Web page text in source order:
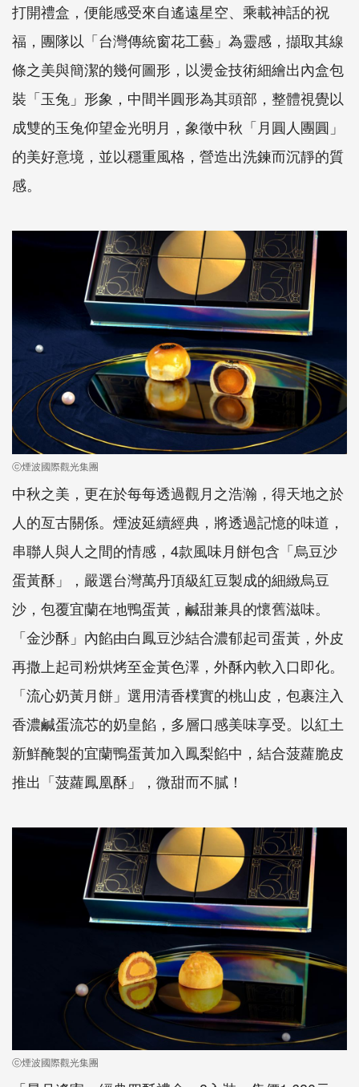
打開禮盒，便能感受來自遙遠星空、乘載神話的祝
福，團隊以「台灣傳統窗花工藝」為靈感，擷取其線
條之美與簡潔的幾何圖形，以燙金技術細繪出內盒包
裝「玉兔」形象，中間半圓形為其頭部，整體視覺以
成雙的玉兔仰望金光明月，象徵中秋「月圓人團圓」
的美好意境，並以穩重風格，營造出洗鍊而沉靜的質
感。
ⓒ煙波國際觀光集團
中秋之美， 更在於每每透過觀月之浩瀚，得天地之於
人的亙古關係。 煙波延續經典， 將透過記憶的味道，
串聯人與人之間的情感，4款風味月餅包含「烏豆沙
蛋黃酥」， 嚴選台灣萬丹頂級紅豆製成的細緻烏豆
沙， 包覆宜蘭在地鴨蛋黃， 鹹甜兼具的懷舊滋味。
「金沙酥」 內餡由白鳳豆沙結合濃郁起司蛋黃， 外皮
再撒上起司粉烘烤至金黃色澤 ，外酥內軟入口即化。
「流心奶黃月餅」 選用清香樸實的桃山皮，包裹注入
香濃鹹蛋流芯的奶皇餡， 多層口感美味享受。 以紅土
新鮮醃製的宜蘭鴨蛋黃加 入 鳳梨餡中 ，結合菠蘿脆皮
推出 「菠蘿鳳凰酥」 ， 微甜而不膩 ！
ⓒ煙波國際觀光集團